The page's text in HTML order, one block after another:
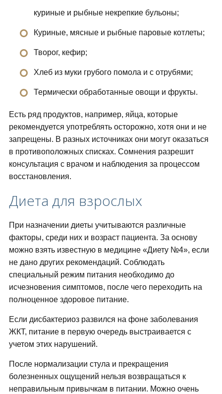
куриные и рыбные некрепкие бульоны;
Куриные, мясные и рыбные паровые котлеты;
Творог, кефир;
Хлеб из муки грубого помола и с отрубями;
Термически обработанные овощи и фрукты.
Есть ряд продуктов, например, яйца, которые
рекомендуется употреблять осторожно, хотя они и не
запрещены. В разных источниках они могут оказаться
в противоположных списках. Сомнения разрешит
консультация с врачом и наблюдения за процессом
восстановления.
Диета для взрослых
При назначении диеты учитываются различные
факторы, среди них и возраст пациента. За основу
можно взять известную в медицине «Диету №4», если
не дано других рекомендаций. Соблюдать
специальный режим питания необходимо до
исчезновения симптомов, после чего переходить на
полноценное здоровое питание.
Если дисбактериоз развился на фоне заболевания
ЖКТ, питание в первую очередь выстраивается с
учетом этих нарушений.
После нормализации стула и прекращения
болезненных ощущений нельзя возвращаться к
неправильным привычкам в питании. Можно очень